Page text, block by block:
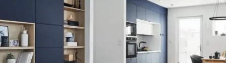
Appartement Design
Decoration Noël
Design Suédois En Quelques Photos
Idées Déco En 10 Photos
La Semaine Décoration Et Design
Maison En Ville
Méli-Mélo Suédois
Publi Reportage
Tendance
Interieurs Scandinaves